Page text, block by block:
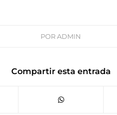
PORADMIN
Compartir esta entrada